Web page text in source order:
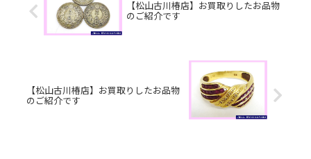
【松山古川椿店】お買取りしたお品物
のご紹介です
【松山古川椿店】お買取りしたお品物
のご紹介です